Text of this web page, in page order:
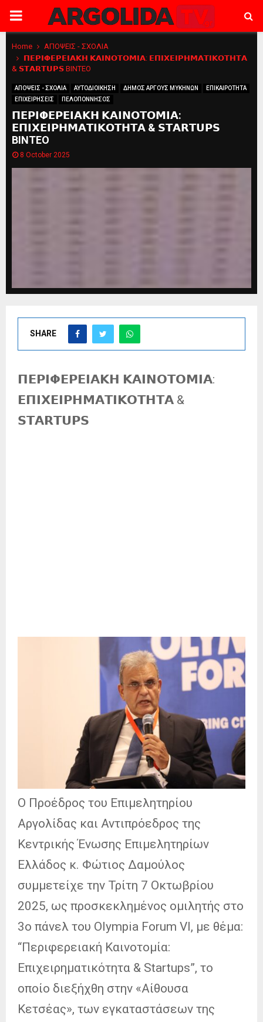
PRIMARY
MENU
Home
ΑΠΟΨΕΙΣ - ΣΧΟΛΙΑ
𝝥𝝚𝝦𝝞𝝫𝝚𝝦𝝚𝝞𝝖𝝟𝝜 𝝟𝝖𝝞𝝢𝝤𝝩𝝤𝝡𝝞𝝖: 𝝚𝝥𝝞𝝬𝝚𝝞𝝦𝝜𝝡𝝖𝝩𝝞𝝟𝝤𝝩𝝜𝝩𝝖
& 𝗦𝗧𝗔𝗥𝗧𝗨𝗣𝗦 ΒΙΝΤΕΟ
ΑΠΟΨΕΙΣ - ΣΧΟΛΙΑ ΑΥΤΟΔΙΟΙΚΗΣΗ ΔΗΜΟΣ ΑΡΓΟΥΣ ΜΥΚΗΝΩΝ
ΕΠΙΚΑΙΡΟΤΗΤΑ
ΕΠΙΧΕΙΡΗΣΕΙΣ
ΠΕΛΟΠΟΝΝΗΣΟΣ
𝝥𝝚𝝦𝝞𝝫𝝚𝝦𝝚𝝞𝝖𝝟𝝜 𝝟𝝖𝝞𝝢𝝤𝝩𝝤𝝡𝝞𝝖:
𝝚𝝥𝝞𝝬𝝚𝝞𝝦𝝜𝝡𝝖𝝩𝝞𝝟𝝤𝝩𝝜𝝩𝝖 & 𝗦𝗧𝗔𝗥𝗧𝗨𝗣𝗦
ΒΙΝΤΕΟ
8 October 2025
SHARE
𝝥𝝚𝝦𝝞𝝫𝝚𝝦𝝚𝝞𝝖𝝟𝝜 𝝟𝝖𝝞𝝢𝝤𝝩𝝤𝝡𝝞𝝖:
𝝚𝝥𝝞𝝬𝝚𝝞𝝦𝝜𝝡𝝖𝝩𝝞𝝟𝝤𝝩𝝜𝝩𝝖 &
𝗦𝗧𝗔𝗥𝗧𝗨𝗣𝗦
Ο Προέδρος του Επιμελητηρίου
Αργολίδας και Αντιπρόεδρος της
Κεντρικής Ένωσης Επιμελητηρίων
Ελλάδος κ. Φώτιος Δαμούλος
συμμετείχε την Τρίτη 7 Οκτωβρίου
2025, ως προσκεκλημένος ομιλητής στο
3ο πάνελ του Olympia Forum VI, με θέμα:
“Περιφερειακή Καινοτομία:
Επιχειρηματικότητα & Startups”, το
οποίο διεξήχθη στην «Αίθουσα
Κετσέας», των εγκαταστάσεων της